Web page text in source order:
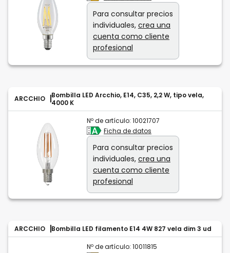
Para consultar precios
individuales, crea una
cuenta como cliente
profesional
ARCCHIO
Bombilla LED Arcchio, E14, C35, 2,2 W, tipo vela,
4000 K
Nº de artículo: 10021707
Ficha de datos
Para consultar precios
individuales, crea una
cuenta como cliente
profesional
ARCCHIO Bombilla LED filamento E14 4W 827 vela dim 3 ud
Nº de artículo: 10011815